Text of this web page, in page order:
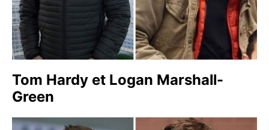
Tom Hardy et Logan Marshall-
Green